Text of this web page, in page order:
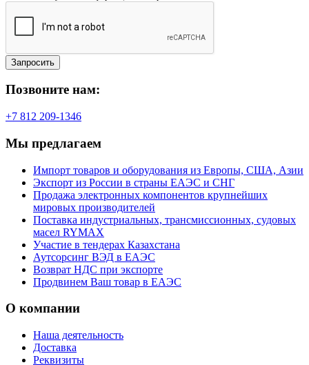
Запросить
Позвоните нам:
+7 812 209-1346
Мы предлагаем
Импорт товаров и оборудования из Европы, США, Азии
Экспорт из России в страны ЕАЭС и СНГ
Продажа электронных компонентов крупнейших
мировых производителей
Поставка индустриальных, трансмиссионных, судовых
масел RYMAX
Участие в тендерах Казахстана
Аутсорсинг ВЭД в ЕАЭС
Возврат НДС при экспорте
Продвинем Ваш товар в ЕАЭС
О компании
Наша деятельность
Доставка
Реквизиты